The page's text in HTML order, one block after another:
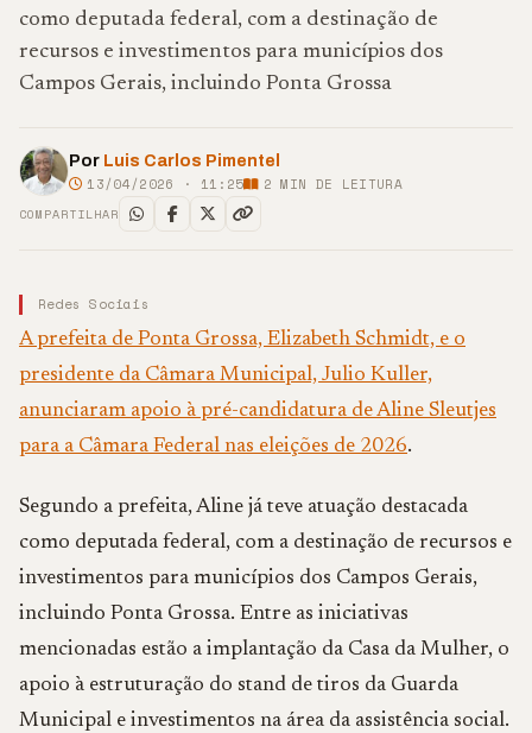
como deputada federal, com a destinação de
recursos e investimentos para municípios dos
Campos Gerais, incluindo Ponta Grossa
Por Luis Carlos Pimentel
13/04/2026 · 11:25 2 MIN DE LEITURA
COMPARTILHAR
Redes Sociais
A prefeita de Ponta Grossa, Elizabeth Schmidt, e o
presidente da Câmara Municipal, Julio Kuller,
anunciaram apoio à pré-candidatura de Aline Sleutjes
para a Câmara Federal nas eleições de 2026.
Segundo a prefeita, Aline já teve atuação destacada
como deputada federal, com a destinação de recursos e
investimentos para municípios dos Campos Gerais,
incluindo Ponta Grossa. Entre as iniciativas
mencionadas estão a implantação da Casa da Mulher, o
apoio à estruturação do stand de tiros da Guarda
Municipal e investimentos na área da assistência social.